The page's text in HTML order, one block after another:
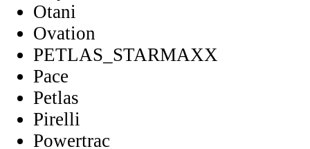
Otani
Ovation
PETLAS_STARMAXX
Pace
Petlas
Pirelli
Powertrac